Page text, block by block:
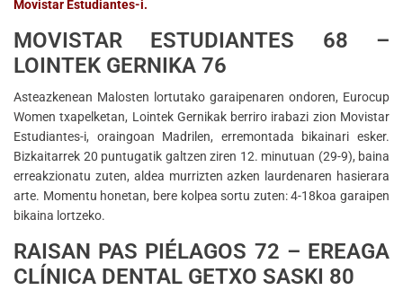
Movistar Estudiantes-i.
MOVISTAR ESTUDIANTES 68 –
LOINTEK GERNIKA 76
Asteazkenean Malosten lortutako garaipenaren ondoren, Eurocup
Women txapelketan, Lointek Gernikak berriro irabazi zion Movistar
Estudiantes-i, oraingoan Madrilen, erremontada bikainari esker.
Bizkaitarrek 20 puntugatik galtzen ziren 12. minutuan (29-9), baina
erreakzionatu zuten, aldea murrizten azken laurdenaren hasierara
arte. Momentu honetan, bere kolpea sortu zuten: 4-18koa garaipen
bikaina lortzeko.
RAISAN PAS PIÉLAGOS 72 – EREAGA
CLÍNICA DENTAL GETXO SASKI 80